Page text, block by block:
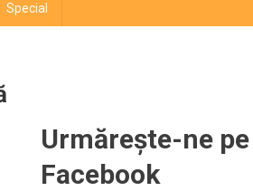
Special
Urmărește-ne pe
Facebook